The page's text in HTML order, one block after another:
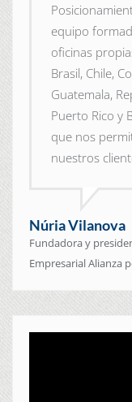
equipo
oficinas
Brasil, Chile,
Guatemala,
Puerto Rico y
que nos
nuestros
Núria Vilanova
Fundadora y
Empresarial Alianza